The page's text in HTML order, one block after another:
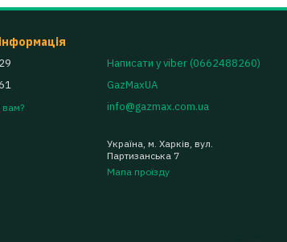
вам?
Написати у viber (0662488260)
GazMaxUA
info@gazmax.com.ua
Україна, м. Харків, вул.
Партизанська 7
Мапа проїзду